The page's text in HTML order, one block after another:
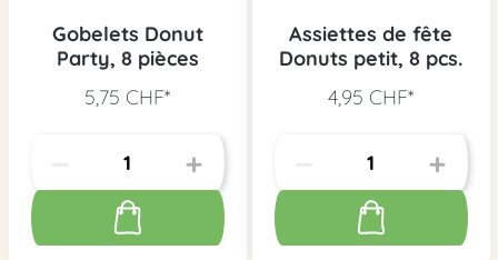
Gobelets Donut
Party, 8 pièces
5,75 CHF*
Assiettes de fête
Donuts petit, 8 pcs.
4,95 CHF*